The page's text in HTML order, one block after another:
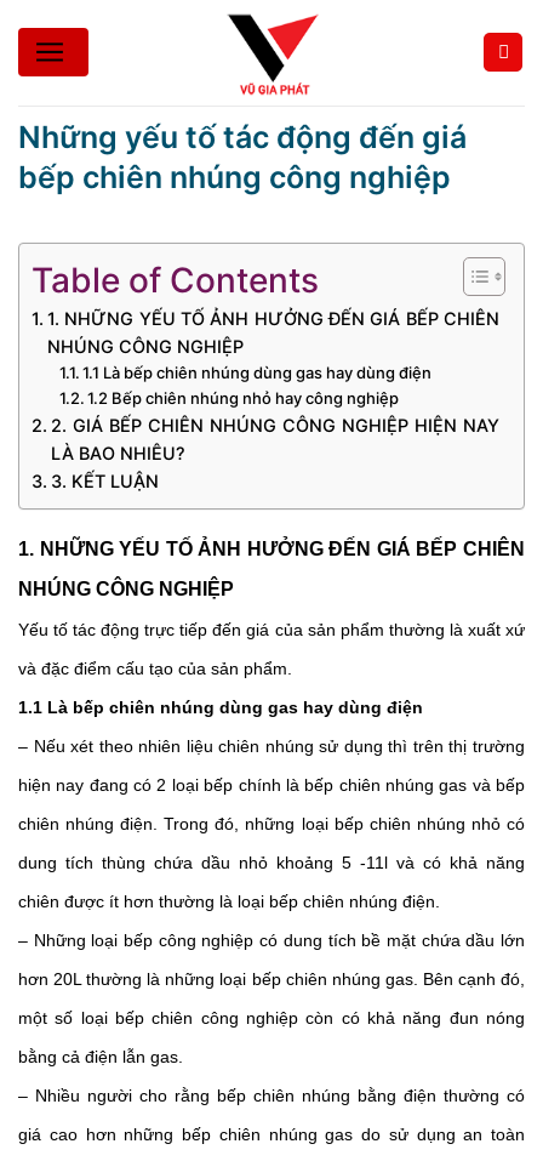
nội
Những yếu tố tác động đến giá
bếp chiên nhúng công nghiệp
Table of Contents
1. NHỮNG YẾU TỐ ẢNH HƯỞNG ĐẾN GIÁ BẾP CHIÊN
NHÚNG CÔNG NGHIỆP
1.1 Là bếp chiên nhúng dùng gas hay dùng điện
1.2 Bếp chiên nhúng nhỏ hay công nghiệp
2. GIÁ BẾP CHIÊN NHÚNG CÔNG NGHIỆP HIỆN NAY
LÀ BAO NHIÊU?
3. KẾT LUẬN
1. NHỮNG YẾU TỐ ẢNH HƯỞNG ĐẾN GIÁ BẾP CHIÊN
NHÚNG CÔNG NGHIỆP
Yếu tố tác động trực tiếp đến giá của sản phẩm thường là xuất xứ
và đặc điểm cấu tạo của sản phẩm.
1.1 Là bếp chiên nhúng dùng gas hay dùng điện
– Nếu xét theo nhiên liệu chiên nhúng sử dụng thì trên thị trường
hiện nay đang có 2 loại bếp chính là bếp chiên nhúng gas và bếp
chiên nhúng điện. Trong đó, những loại bếp chiên nhúng nhỏ có
dung tích thùng chứa dầu nhỏ khoảng 5 -11l và có khả năng
chiên được ít hơn thường là loại bếp chiên nhúng điện.
– Những loại bếp công nghiệp có dung tích bề mặt chứa dầu lớn
hơn 20L thường là những loại bếp chiên nhúng gas. Bên cạnh đó,
một số loại bếp chiên công nghiệp còn có khả năng đun nóng
bằng cả điện lẫn gas.
– Nhiều người cho rằng bếp chiên nhúng bằng điện thường có
giá cao hơn những bếp chiên nhúng gas do sử dụng an toàn